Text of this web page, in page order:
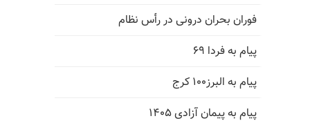
فوران بحران درونی در رأس نظام
پیام به فردا ۶۹
پیام به البرز۱۰۰ کرج
پیام به پیمان آزادی ۱۴۰۵